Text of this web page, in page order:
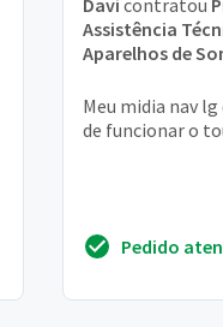
Davi contratou
Assistência
Aparelhos de
Meu midia nav
de funcionar o
Pedido